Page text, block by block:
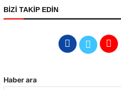
BİZİ TAKİP EDİN
Haber ara